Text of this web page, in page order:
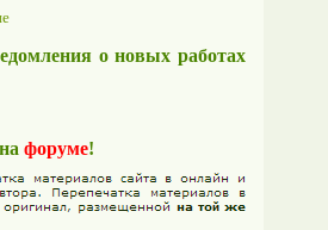
о новых работах
форуме!